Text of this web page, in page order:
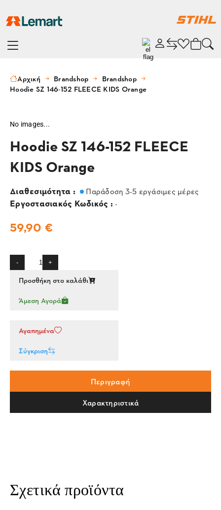
Αρχική Brandshop
Brandshop
Hoodie SZ 146-152 FLEECE KIDS Orange
No images...
Hoodie SZ 146-152 FLEECE
KIDS Orange
Διαθεσιμότητα : Παράδοση 3-5 εργάσιμες μέρες
Εργοστασιακός Κωδικός : -
59,90 €
- +
Προσθήκη στο καλάθι
Άμεση Αγορά
Αγαπημένα
Σύγκριση
Περιγραφή
Χαρακτηριστικά
Σχετικά προϊόντα